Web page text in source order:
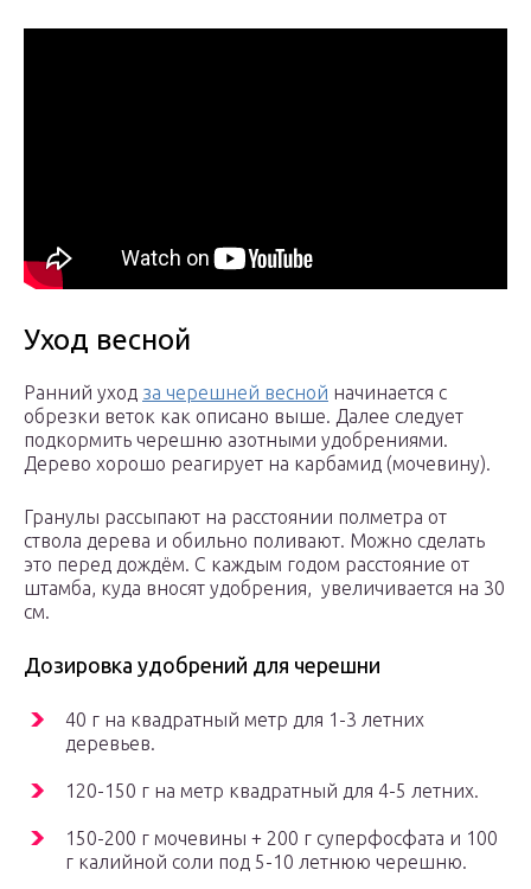
Уход весной
Ранний уход за черешней весной начинается с
обрезки веток как описано выше. Далее следует
подкормить черешню азотными удобрениями.
Дерево хорошо реагирует на карбамид (мочевину).
Гранулы рассыпают на расстоянии полметра от
ствола дерева и обильно поливают. Можно сделать
это перед дождём. С каждым годом расстояние от
штамба, куда вносят удобрения, увеличивается на 30
см.
Дозировка удобрений для черешни
40 г на квадратный метр для 1-3 летних
деревьев.
120-150 г на метр квадратный для 4-5 летних.
150-200 г мочевины + 200 г суперфосфата и 100
г калийной соли под 5-10 летнюю черешню.